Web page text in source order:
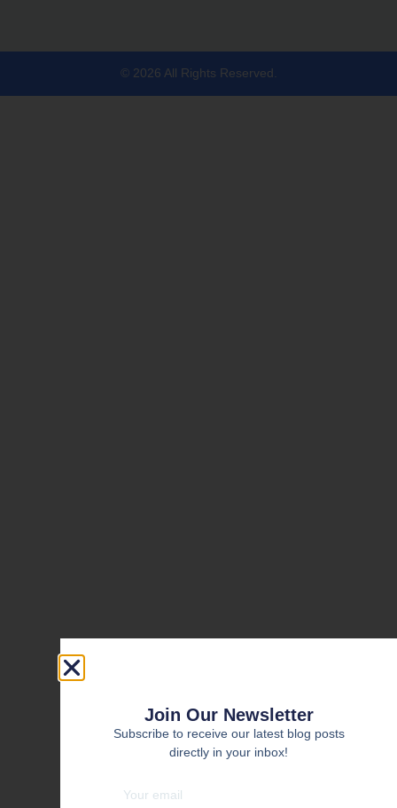
© 2026 All Rights Reserved.
Join Our Newsletter
Subscribe to receive our latest blog posts
directly in your inbox!